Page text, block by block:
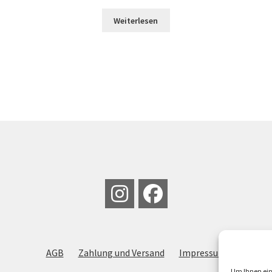
Weiterlesen
AGB Zahlung und Versand Impressum